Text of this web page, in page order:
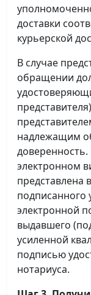
доставки
курьерской
В случае
обращении
надлежащим
доверенность.
электронном
представлена
подписанного
электронной
выдавшего
усиленной
подписью
нотариуса.